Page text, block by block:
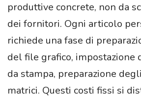
produttive concrete, non da
dei fornitori. Ogni articolo
richiede una fase di
del file grafico, impostazione
da stampa, preparazione
matrici. Questi costi fissi si